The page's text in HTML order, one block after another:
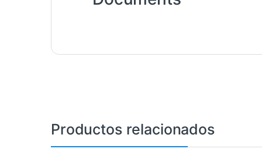
Productos relacionados